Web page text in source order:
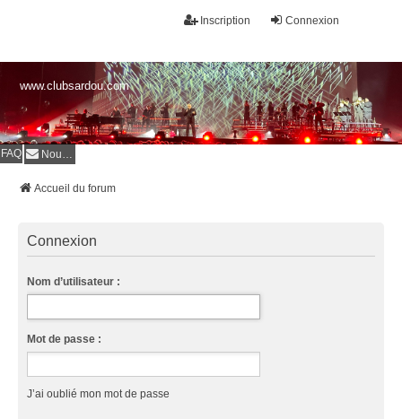
Connexion
Inscription
www.clubsardou.com
FAQ Nous contacter
Accueil du forum
Connexion
Nom d’utilisateur :
Mot de passe :
J’ai oublié mon mot de passe